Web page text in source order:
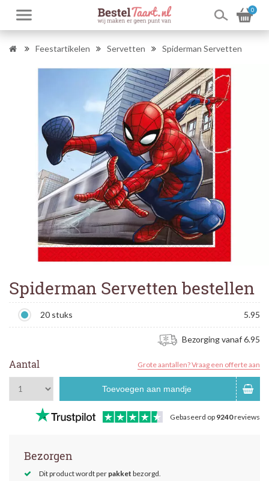
0
Feestartikelen Servetten Spiderman Servetten
Spiderman Servetten bestellen
20 stuks 5.95
Bezorging vanaf 6.95
Aantal Grote aantallen? Vraag een offerte aan
Toevoegen aan mandje
Gebaseerd op 9240reviews
Bezorgen
Dit product wordt per pakket bezorgd.